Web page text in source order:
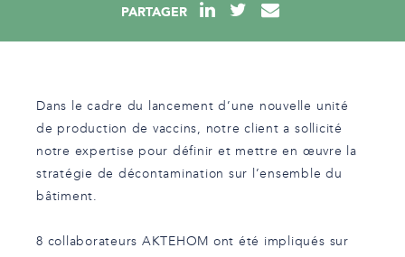
PARTAGER
Dans le cadre du lancement d’une nouvelle unité
de production de vaccins, notre client a sollicité
notre expertise pour définir et mettre en œuvre la
stratégie de décontamination sur l’ensemble du
bâtiment.
8 collaborateurs AKTEHOM ont été impliqués sur